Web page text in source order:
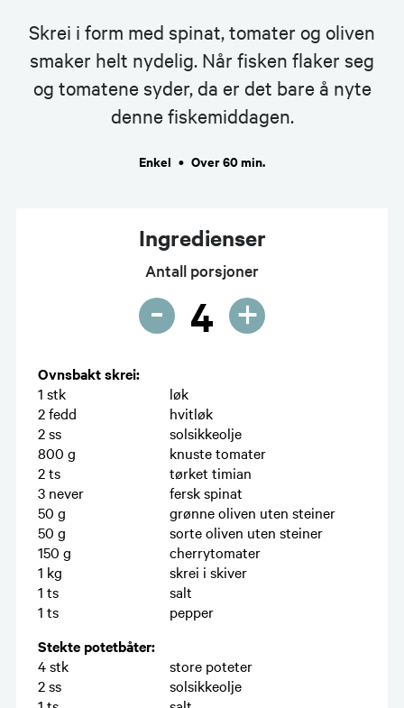
Skrei i form med spinat, tomater og oliven
smaker helt nydelig. Når fisken flaker seg
og tomatene syder, da er det bare å nyte
denne fiskemiddagen.
Enkel • Over 60 min.
Ingredienser
Antall porsjoner
- 4 +
Ovnsbakt skrei:
1 stk
løk
2fedd
hvitløk
2ss
solsikkeolje
800 g
knuste tomater
2ts
tørket timian
3never
fersk spinat
50 g
grønne oliven uten steiner
50 g
sorte oliven uten steiner
150 g
cherrytomater
1 kg
skrei i skiver
1 ts
salt
1 ts
pepper
Stekte potetbåter:
4stk
store poteter
2ss
solsikkeolje